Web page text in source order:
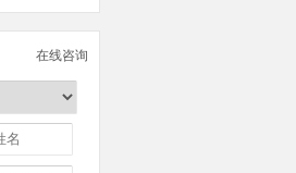
在线咨询